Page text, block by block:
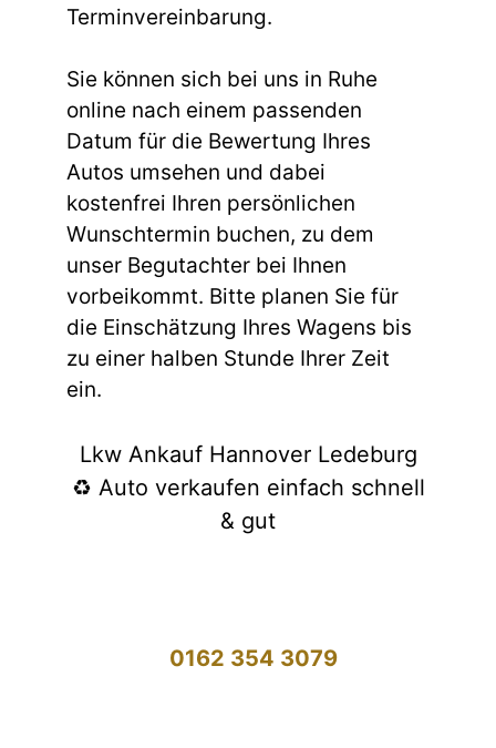
Terminvereinbarung.
Sie können sich bei uns in Ruhe
online nach einem passenden
Datum für die Bewertung Ihres
Autos umsehen und dabei
kostenfrei Ihren persönlichen
Wunschtermin buchen, zu dem
unser Begutachter bei Ihnen
vorbeikommt. Bitte planen Sie für
die Einschätzung Ihres Wagens bis
zu einer halben Stunde Ihrer Zeit
ein.
Lkw Ankauf Hannover Ledeburg
♻️ Auto verkaufen einfach schnell
& gut
0162 354 3079